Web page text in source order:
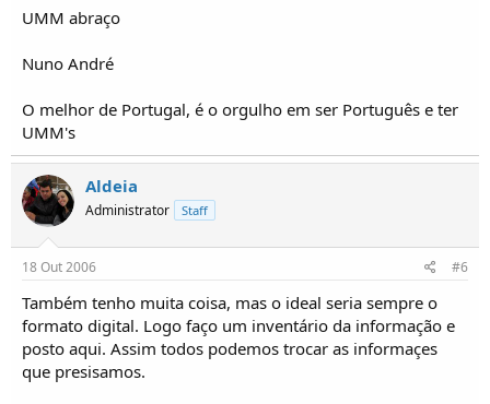
UMM abraço
Nuno André
O melhor de Portugal, é o orgulho em ser Português e ter
UMM's
Aldeia
Administrator Staff
18 Out 2006 #6
Também tenho muita coisa, mas o ideal seria sempre o
formato digital. Logo faço um inventário da informação e
posto aqui. Assim todos podemos trocar as informaçes
que presisamos.